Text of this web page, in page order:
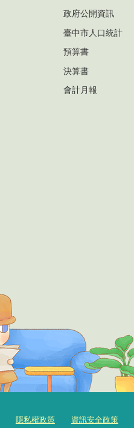
政府公開資訊
臺中市人口統計
預算書
決算書
會計月報
隱私權政策 資訊安全政策